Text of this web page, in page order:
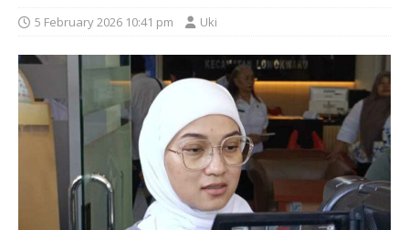
5 February 2026 10:41 pm Uki